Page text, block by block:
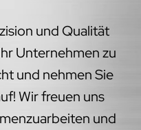
und Qualität
Unternehmen zu
und nehmen Sie
Wir freuen uns
und